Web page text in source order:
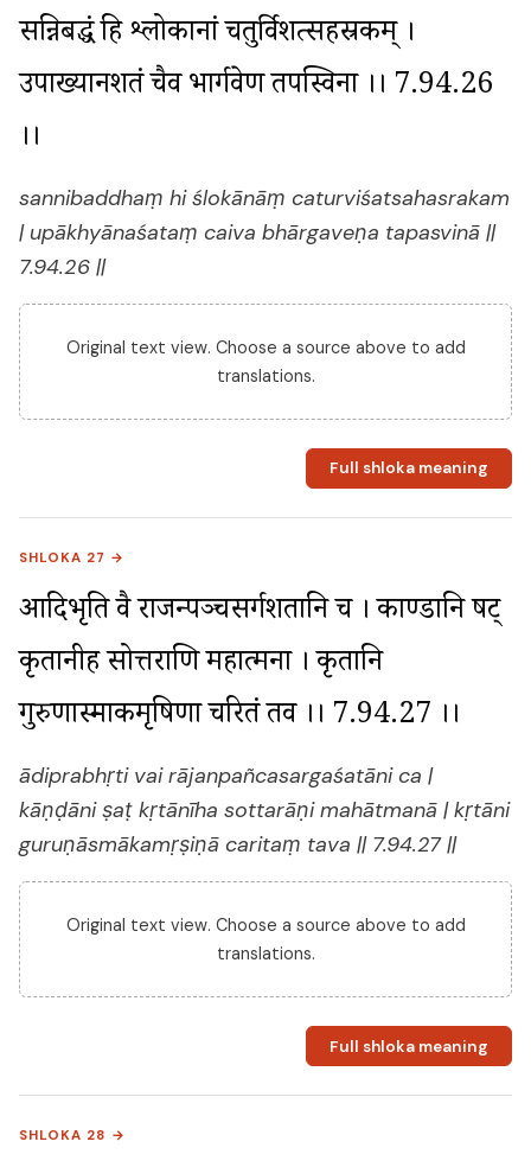
सन्निबद्धं हि श्लोकानां चतुर्विशत्सहस्रकम् ।
उपाख्यानशतं चैव भार्गवेण तपस्विना ।। 7.94.26
।।
sannibaddhaṃ hi ślokānāṃ caturviśatsahasrakam
| upākhyānaśataṃ caiva bhārgaveṇa tapasvinā ||
7.94.26 ||
Original text view. Choose a source above to add
translations.
Full shloka meaning
SHLOKA 27 →
आदिप्रभृति वै राजन्पञ्चसर्गशतानि च । काण्डानि षट्
कृतानीह सोत्तराणि महात्मना । कृतानि
गुरुणास्माकमृषिणा चरितं तव ।। 7.94.27 ।।
ādiprabhṛti vai rājanpañcasargaśatāni ca |
kāṇḍāni ṣaṭ kṛtānīha sottarāṇi mahātmanā | kṛtāni
guruṇāsmākamṛṣiṇā caritaṃ tava || 7.94.27 ||
Original text view. Choose a source above to add
translations.
Full shloka meaning
SHLOKA 28 →